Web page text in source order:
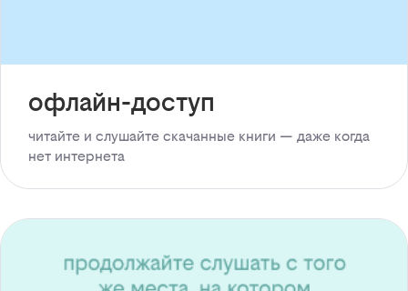
офлайн-доступ
читайте и слушайте скачанные книги — даже когда
нет интернета